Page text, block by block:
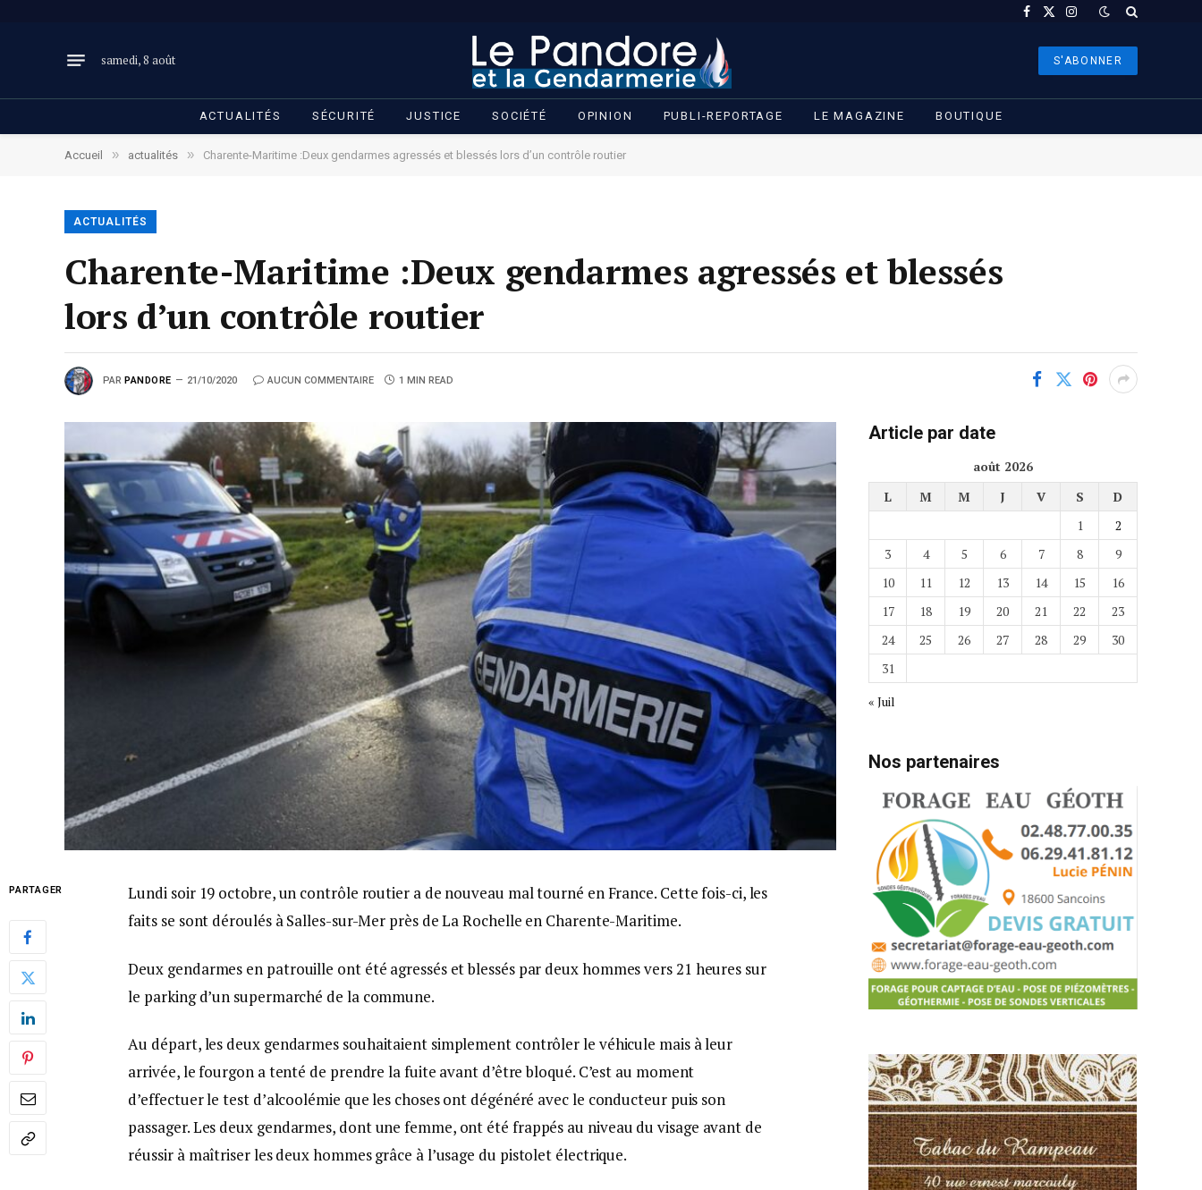
Facebook
X
Instagram
samedi, 8 août S'ABONNER
ACTUALITÉS SÉCURITÉ JUSTICE SOCIÉTÉ OPINION PUBLI-REPORTAGE LE MAGAZINE BOUTIQUE
Accueil » actualités » Charente-Maritime :Deux gendarmes agressés et blessés lors d’un contrôle routier
ACTUALITÉS
Charente-Maritime :Deux gendarmes agressés et blessés
lors d’un contrôle routier
PAR PANDORE 21/10/2020 AUCUN COMMENTAIRE 1 MIN READ
PARTAGER
Lundi soir 19 octobre, un contrôle routier a de nouveau mal tourné en France. Cette fois-ci, les
faits se sont déroulés à Salles-sur-Mer près de La Rochelle en Charente-Maritime.
Deux gendarmes en patrouille ont été agressés et blessés par deux hommes vers 21 heures sur
le parking d’un supermarché de la commune.
Au départ, les deux gendarmes souhaitaient simplement contrôler le véhicule mais à leur
arrivée, le fourgon a tenté de prendre la fuite avant d’être bloqué. C’est au moment
d’effectuer le test d’alcoolémie que les choses ont dégénéré avec le conducteur puis son
passager. Les deux gendarmes, dont une femme, ont été frappés au niveau du visage avant de
réussir à maîtriser les deux hommes grâce à l’usage du pistolet électrique.
Article par date
août 2026
L
M M J V S
D
1
2
3
4 5 6 7 8
9
10
11 12 13 14 15
16
17
18 19 20 21 22
23
24
25 26 27 28 29
30
31
« Juil
Nos partenaires